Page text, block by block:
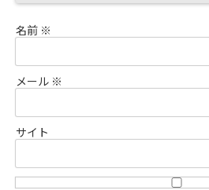
名前 ※
メール ※
サイト